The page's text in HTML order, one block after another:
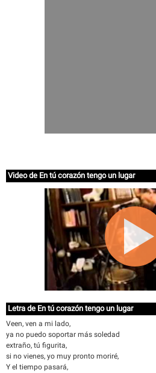
Video de En tú corazón tengo un lugar
Letra de En tú corazón tengo un lugar
Veen, ven a mi lado,
ya no puedo soportar más soledad
extraño, tú figurita,
si no vienes, yo muy pronto moriré,
Y el tiempo pasará,